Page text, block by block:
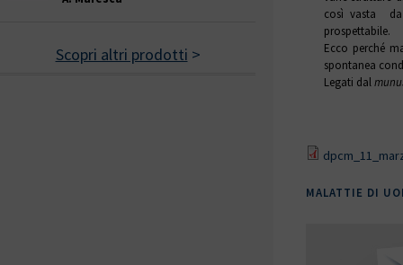
così vasta da
prospettabile.
Ecco perché
spontanea
Legati dal
MALATTIE DI
Scopri altri prodotti >